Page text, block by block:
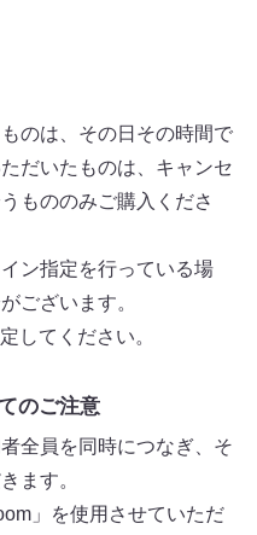
のは、その日その時間で
だいたものは、キャンセ
もののみご購入くださ
ン指定を行っている場
ございます。
してください。
のご注意
全員を同時につなぎ、そ
ます。
」を使用させていただ